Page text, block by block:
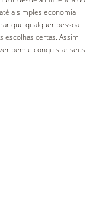
a simples economia
que qualquer pessoa
escolhas certas. Assim
bem e conquistar seus